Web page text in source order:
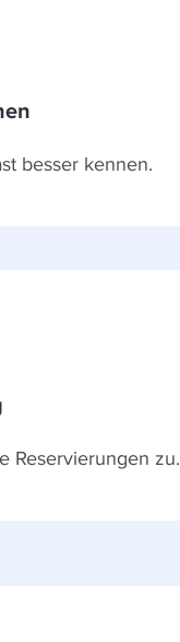
besser kennen.
Reservierungen zu.